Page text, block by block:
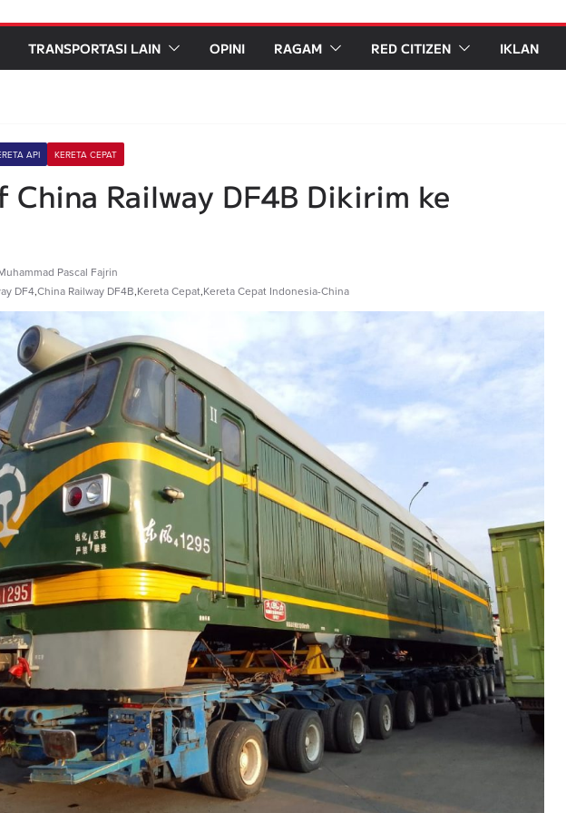
TRANSPORTASI LAIN OPINI RAGAM RED CITIZEN IKLAN
API KERETA CEPAT
China Railway DF4B Dikirim ke
Pascal Fajrin
DF4,China Railway DF4B,Kereta Cepat,Kereta Cepat Indonesia-China